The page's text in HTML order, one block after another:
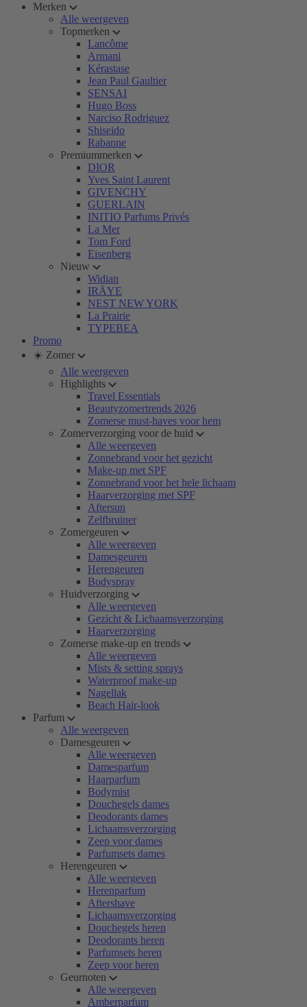
Merken
Alle weergeven
Topmerken
Lancôme
Armani
Kérastase
Jean Paul Gaultier
SENSAI
Hugo Boss
Narciso Rodriguez
Shiseido
Rabanne
Premiummerken
DIOR
Yves Saint Laurent
GIVENCHY
GUERLAIN
INITIO Parfums Privés
La Mer
Tom Ford
Eisenberg
Nieuw
Widian
IRÄYE
NEST NEW YORK
La Prairie
TYPEBEA
Promo
☀️ Zomer
Alle weergeven
Highlights
Travel Essentials
Beautyzomertrends 2026
Zomerse must-haves voor hem
Zomerverzorging voor de huid
Alle weergeven
Zonnebrand voor het gezicht
Make-up met SPF
Zonnebrand voor het hele lichaam
Haarverzorging met SPF
Aftersun
Zelfbruiner
Zomergeuren
Alle weergeven
Damesgeuren
Herengeuren
Bodyspray
Huidverzorging
Alle weergeven
Gezicht & Lichaamsverzorging
Haarverzorging
Zomerse make-up en trends
Alle weergeven
Mists & setting sprays
Waterproof make-up
Nagellak
Beach Hair-look
Parfum
Alle weergeven
Damesgeuren
Alle weergeven
Damesparfum
Haarparfum
Bodymist
Douchegels dames
Deodorants dames
Lichaamsverzorging
Zeep voor dames
Parfumsets dames
Herengeuren
Alle weergeven
Herenparfum
Aftershave
Lichaamsverzorging
Douchegels heren
Deodorants heren
Parfumsets heren
Zeep voor heren
Geurnoten
Alle weergeven
Amberparfum